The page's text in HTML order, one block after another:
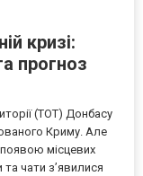
кризі:
прогноз
(ТОТ) Донбасу
Криму. Але
місцевих
чати з’явилися